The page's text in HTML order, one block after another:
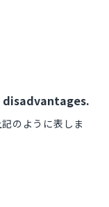
のように表しま